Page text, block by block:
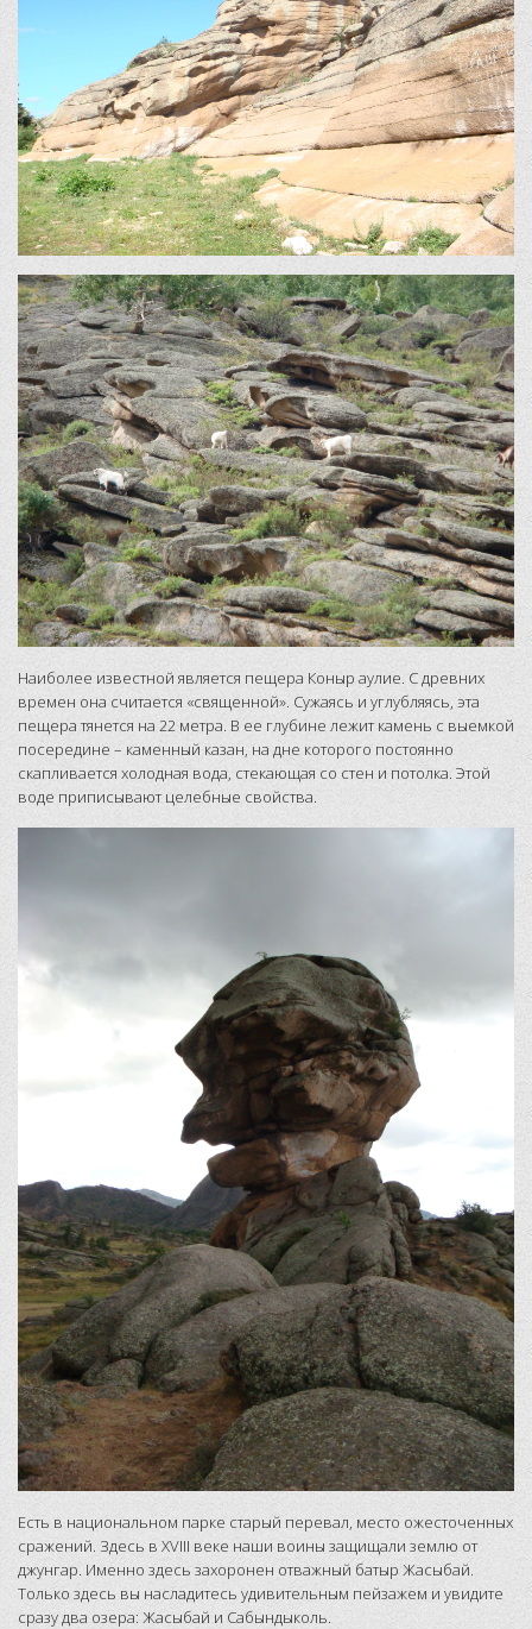
Наиболее известной является пещера Коныр аулие. С древних
времен она считается «священной». Сужаясь и углубляясь, эта
пещера тянется на 22 метра. В ее глубине лежит камень с выемкой
посередине – каменный казан, на дне которого постоянно
скапливается холодная вода, стекающая со стен и потолка. Этой
воде приписывают целебные свойства.
Есть в национальном парке старый перевал, место ожесточенных
сражений. Здесь в XVIII веке наши воины защищали землю от
джунгар. Именно здесь захоронен отважный батыр Жасыбай.
Только здесь вы насладитесь удивительным пейзажем и увидите
сразу два озера: Жасыбай и Сабындыколь.